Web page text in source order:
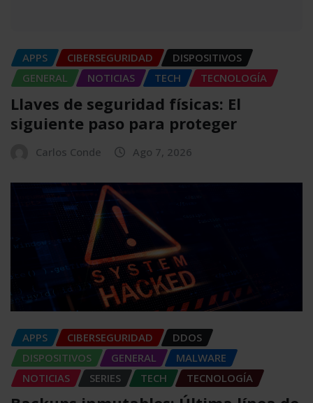
APPS CIBERSEGURIDAD
DISPOSITIVOS
GENERAL
NOTICIAS TECH TECNOLOGÍA
Llaves de seguridad físicas: El
siguiente paso para proteger
Carlos Conde Ago 7, 2026
APPS CIBERSEGURIDAD
DDOS
DISPOSITIVOS
GENERAL
MALWARE
NOTICIAS
SERIES TECH TECNOLOGÍA